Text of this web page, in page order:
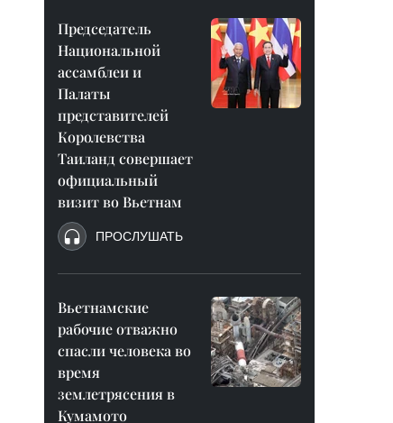
Председатель
Национальной
ассамблеи и
Палаты
представителей
Королевства
Таиланд совершает
официальный
визит во Вьетнам
ПРОСЛУШАТЬ
Вьетнамские
рабочие отважно
спасли человека во
время
землетрясения в
Кумамото